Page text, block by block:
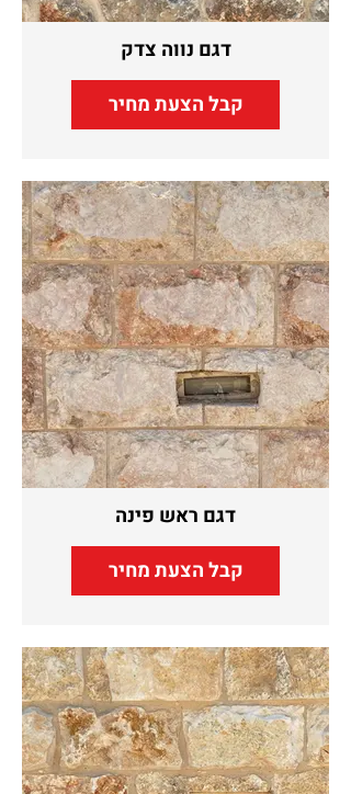
דגם נווה צדק
קבל הצעת מחיר
דגם ראש פינה
קבל הצעת מחיר